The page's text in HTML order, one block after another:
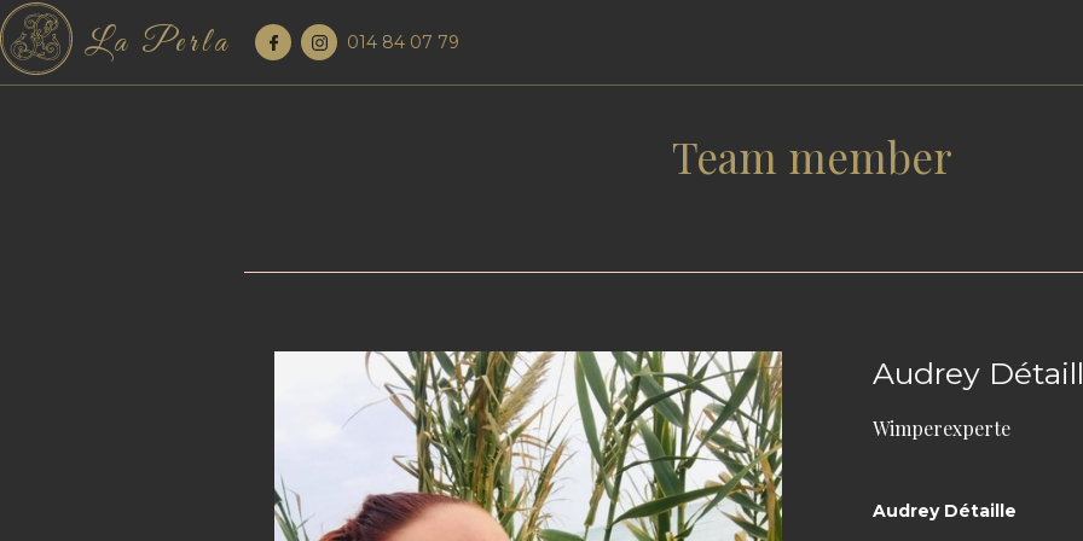
La Perla 014 84 07 79
Team member
Audrey
Wimperexperte
Audrey Détaille